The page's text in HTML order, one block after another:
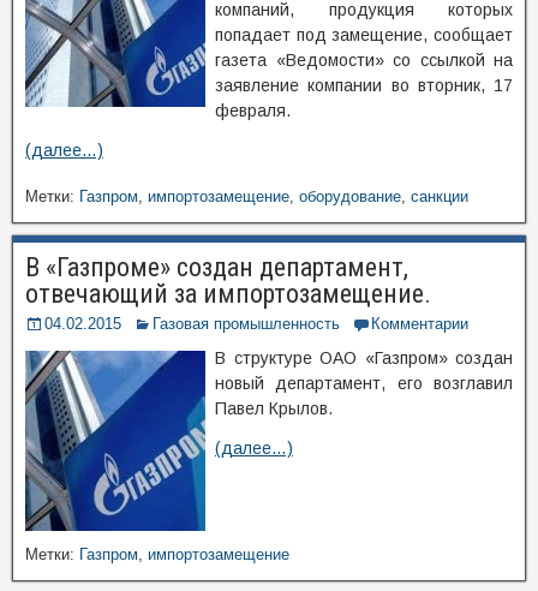
компаний, продукция которых
попадает под замещение, сообщает
газета «Ведомости» со ссылкой на
заявление компании во вторник, 17
февраля.
(далее…)
Метки: Газпром, импортозамещение, оборудование, санкции
В «Газпроме» создан департамент,
отвечающий за импортозамещение.
04.02.2015 Газовая промышленность Комментарии
В структуре ОАО «Газпром» создан
новый департамент, его возглавил
Павел Крылов.
(далее…)
Метки: Газпром, импортозамещение